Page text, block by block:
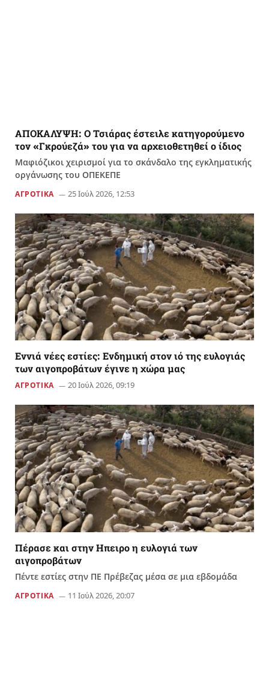
ΑΠΟΚΑΛΥΨΗ: Ο Τσιάρας έστειλε κατηγορούμενο
τον «Γκρούεζά» του για να αρχειοθετηθεί ο ίδιος
Μαφιόζικοι χειρισμοί για το σκάνδαλο της εγκληματικής
οργάνωσης του ΟΠΕΚΕΠΕ
ΑΓΡΟΤΙΚΑ 25 Ιούλ 2026, 12:53
Εννιά νέες εστίες: Ενδημική στον ιό της ευλογιάς
των αιγοπροβάτων έγινε η χώρα μας
ΑΓΡΟΤΙΚΑ 20 Ιούλ 2026, 09:19
Πέρασε και στην Ηπειρο η ευλογιά των
αιγοπροβάτων
Πέντε εστίες στην ΠΕ Πρέβεζας μέσα σε μια εβδομάδα
ΑΓΡΟΤΙΚΑ 11 Ιούλ 2026, 20:07